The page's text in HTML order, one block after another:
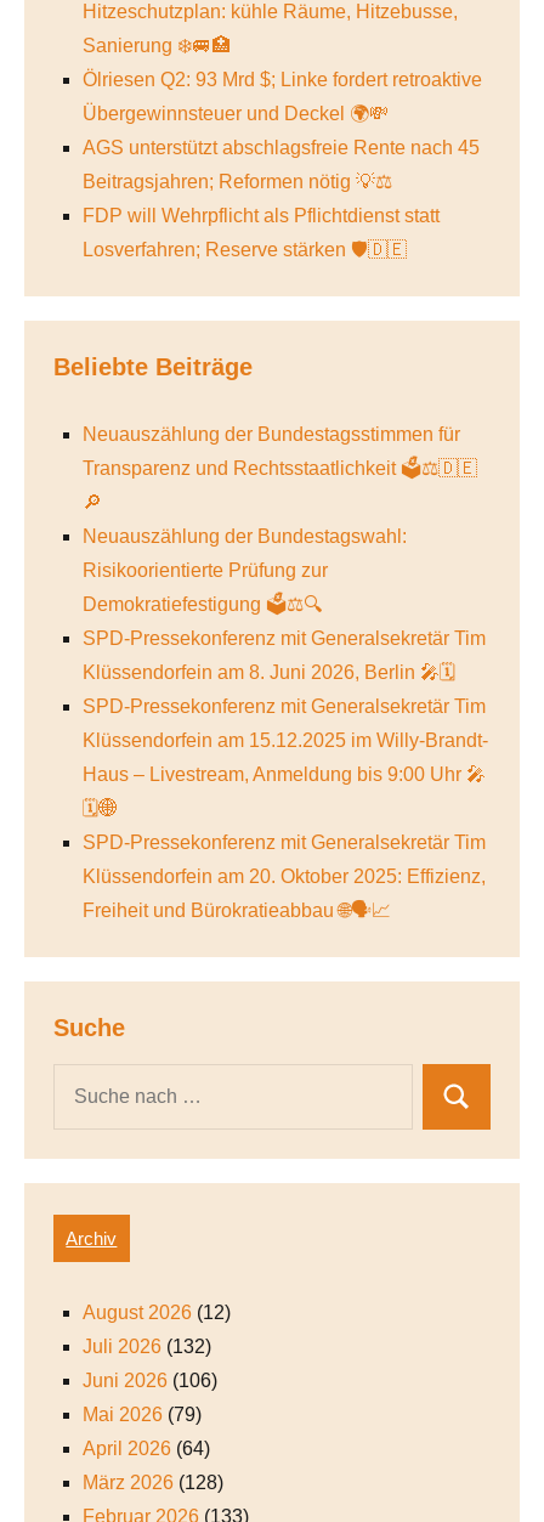
Hitzeschutzplan: kühle Räume, Hitzebusse,
Sanierung ❄️🚐🏥
Ölriesen Q2: 93 Mrd $; Linke fordert retroaktive
Übergewinnsteuer und Deckel 🌍💸
AGS unterstützt abschlagsfreie Rente nach 45
Beitragsjahren; Reformen nötig 💡⚖️
FDP will Wehrpflicht als Pflichtdienst statt
Losverfahren; Reserve stärken 🛡️🇩🇪
Beliebte Beiträge
Neuauszählung der Bundestagsstimmen für
Transparenz und Rechtsstaatlichkeit 🗳️⚖️🇩🇪
🔎
Neuauszählung der Bundestagswahl:
Risikoorientierte Prüfung zur
Demokratiefestigung 🗳️⚖️🔍
SPD-Pressekonferenz mit Generalsekretär Tim
Klüssendorfein am 8. Juni 2026, Berlin 🎤🗓️
SPD-Pressekonferenz mit Generalsekretär Tim
Klüssendorfein am 15.12.2025 im Willy-Brandt-
Haus – Livestream, Anmeldung bis 9:00 Uhr 🎤
🗓️🌐
SPD-Pressekonferenz mit Generalsekretär Tim
Klüssendorfein am 20. Oktober 2025: Effizienz,
Freiheit und Bürokratieabbau 🌐🗣️📈
Suche
Archiv
August 2026 (12)
Juli 2026 (132)
Juni 2026 (106)
Mai 2026 (79)
April 2026 (64)
März 2026 (128)
Februar 2026 (133)